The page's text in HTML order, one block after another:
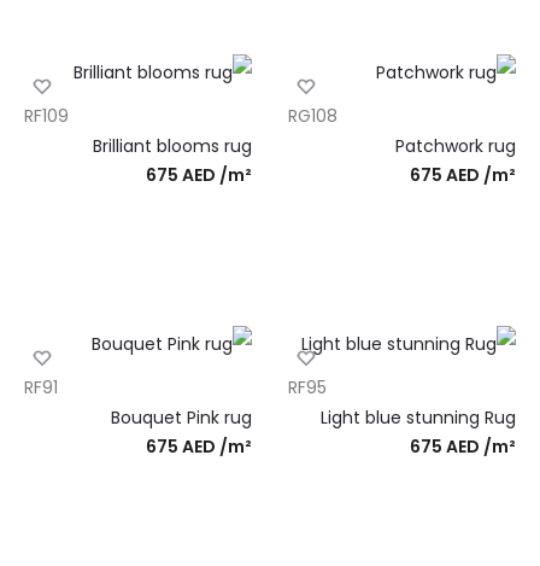
RG108
Patchwork rug
675 AED /m²
RF109
Brilliant blooms rug
675 AED /m²
RF95
Light blue stunning Rug
675 AED /m²
RF91
Bouquet Pink rug
675 AED /m²